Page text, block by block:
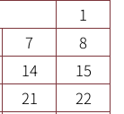
1
7
8
14
15
21
22